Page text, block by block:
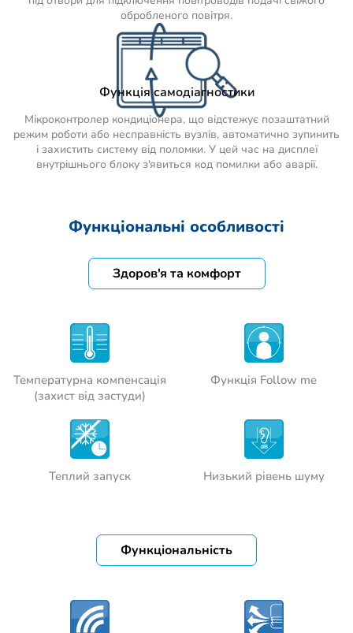
обробленого повітря.
Функція самодіагностики
Мікроконтролер кондиціонера, що відстежує позаштатний
режим роботи або несправність вузлів, автоматично зупинить
і захистить систему від поломки. У цей час на дисплеї
внутрішнього блоку з'явиться код помилки або аварії.
Функціональні особливості
Здоров'я та комфорт
Температурна компенсація
(захист від застуди)
Функція Follow me
Теплий запуск Низький рівень шуму
Функціональність